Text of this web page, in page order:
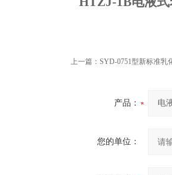
上一篇： SYD-0751型新标准乳
产品：
您的单位：